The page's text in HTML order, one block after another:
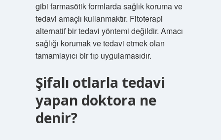
gibi farmasötik formlarda sağlık koruma ve
tedavi amaçlı kullanmaktır. Fitoterapi
alternatif bir tedavi yöntemi değildir. Amacı
sağlığı korumak ve tedavi etmek olan
tamamlayıcı bir tıp uygulamasıdır.
Şifalı otlarla tedavi
yapan doktora ne
denir?